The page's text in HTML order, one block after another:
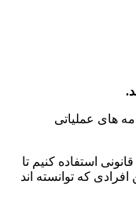
های عملیاتی
استفاده کنیم تا
که توانسته اند